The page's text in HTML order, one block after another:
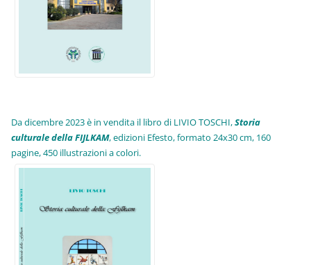
Da dicembre 2023 è in vendita il libro di LIVIO TOSCHI,Storia
culturale della FIJLKAM, edizioni Efesto, formato 24x30 cm, 160
pagine, 450 illustrazioni a colori.